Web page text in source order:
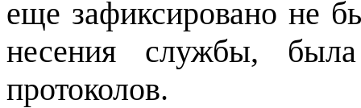
еще зафиксировано не
несения службы,
протоколов.